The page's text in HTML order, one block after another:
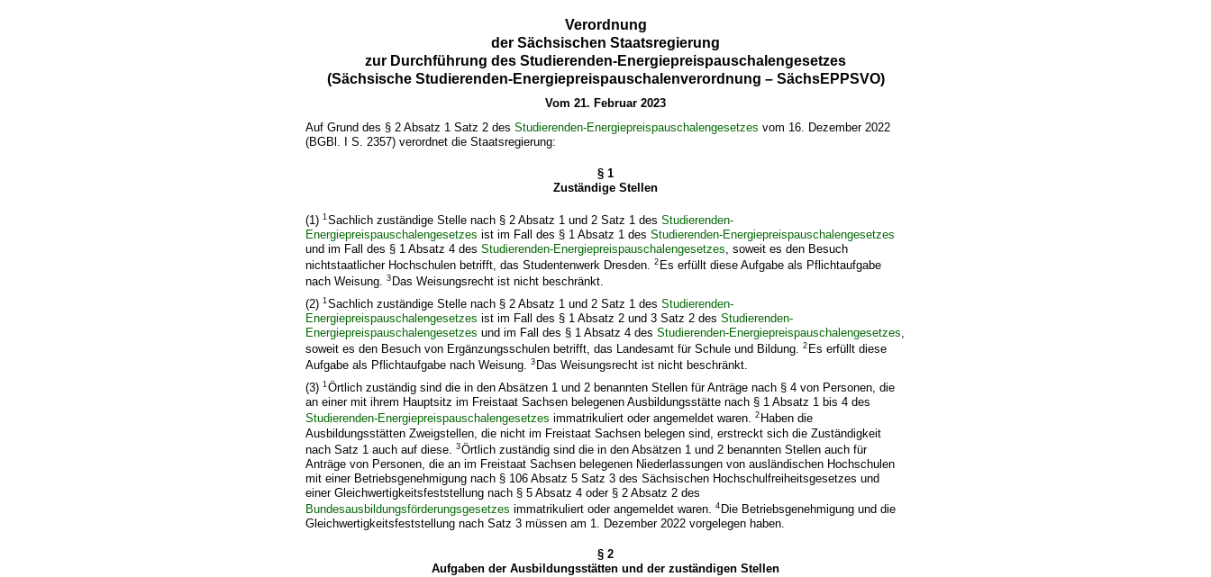
Verordnung
der Sächsischen Staatsregierung
zur Durchführung des Studierenden-Energiepreispauschalengesetzes
(Sächsische Studierenden-Energiepreispauschalenverordnung – SächsEPPSVO)
Vom 21. Februar 2023
Auf Grund des § 2 Absatz 1 Satz 2 desStudierenden-Energiepreispauschalengesetzes vom 16. Dezember 2022
(BGBl. I S. 2357) verordnet die Staatsregierung:
§ 1
Zuständige Stellen
(1)1 Sachlich zuständige Stelle nach § 2 Absatz 1 und 2 Satz 1 desStudierenden-
Energiepreispauschalengesetzes ist im Fall des § 1 Absatz 1 desStudierenden-Energiepreispauschalengesetzes
und im Fall des § 1 Absatz 4 desStudierenden-Energiepreispauschalengesetzes, soweit es den Besuch
nichtstaatlicher Hochschulen betrifft, das Studentenwerk Dresden.2 Es erfüllt diese Aufgabe als Pflichtaufgabe
nach Weisung.3 Das Weisungsrecht ist nicht beschränkt.
(2)1 Sachlich zuständige Stelle nach § 2 Absatz 1 und 2 Satz 1 desStudierenden-
Energiepreispauschalengesetzes ist im Fall des § 1 Absatz 2 und 3 Satz 2 desStudierenden-
Energiepreispauschalengesetzes und im Fall des § 1 Absatz 4 desStudierenden-Energiepreispauschalengesetzes,
soweit es den Besuch von Ergänzungsschulen betrifft, das Landesamt für Schule und Bildung.2 Es erfüllt diese
Aufgabe als Pflichtaufgabe nach Weisung.3 Das Weisungsrecht ist nicht beschränkt.
(3)1Örtlich zuständig sind die in den Absätzen 1 und 2 benannten Stellen für Anträge nach § 4 von Personen, die
an einer mit ihrem Hauptsitz im Freistaat Sachsen belegenen Ausbildungsstätte nach § 1 Absatz 1 bis 4 des
Studierenden-Energiepreispauschalengesetzes immatrikuliert oder angemeldet waren.2 Haben die
Ausbildungsstätten Zweigstellen, die nicht im Freistaat Sachsen belegen sind, erstreckt sich die Zuständigkeit
nach Satz 1 auch auf diese.3Örtlich zuständig sind die in den Absätzen 1 und 2 benannten Stellen auch für
Anträge von Personen, die an im Freistaat Sachsen belegenen Niederlassungen von ausländischen Hochschulen
mit einer Betriebsgenehmigung nach § 106 Absatz 5 Satz 3 des Sächsischen Hochschulfreiheitsgesetzes und
einer Gleichwertigkeitsfeststellung nach § 5 Absatz 4 oder § 2 Absatz 2 des
Bundesausbildungsförderungsgesetzes immatrikuliert oder angemeldet waren.4 Die Betriebsgenehmigung und die
Gleichwertigkeitsfeststellung nach Satz 3 müssen am 1. Dezember 2022 vorgelegen haben.
§ 2
Aufgaben der Ausbildungsstätten und der zuständigen Stellen